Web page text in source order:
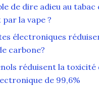
de dire adieu au tabac
la vape ?
électroniques
carbone?
réduisent la toxicité
de 99,6%